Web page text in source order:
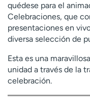
quédese para el
Celebraciones, que
presentaciones en
diversa selección de
Esta es una
unidad a través de la
celebración.